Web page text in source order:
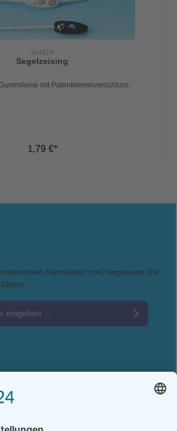
31427M
Segelzeising
mit Patentklemmverschluss.
1,79 €*
Newsletter und verpassen Sie